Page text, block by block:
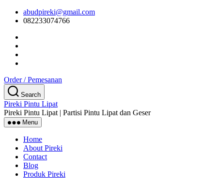
Skip
content
abudpireki@gmail.com
082233074766
Order / Pemesanan
Search
Pireki Pintu Lipat
Pireki Pintu Lipat | Partisi Pintu Lipat dan Geser
Menu
Home
About Pireki
Contact
Blog
Produk Pireki